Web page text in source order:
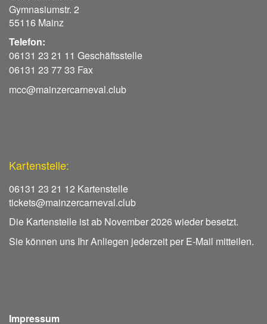
Gymnasiumstr. 2
55116 Mainz
Telefon:
06131 23 21 11 Geschäftsstelle
06131 23 77 33 Fax
mcc@mainzercarneval.club
Kartenstelle:
06131 23 21 12 Kartenstelle
tickets@mainzercarneval.club
Die Kartenstelle ist ab November 2026 wieder besetzt.
Sie können uns Ihr Anliegen jederzeit per E-Mail mitteilen.
Impressum